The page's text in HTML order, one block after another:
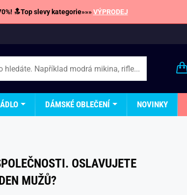
🔝Top slevy kategorie»»»VÝPRODEJ
DÁMSKÉ OBLEČENÍ NOVINKY
OSLAVUJETE
MUŽŮ?